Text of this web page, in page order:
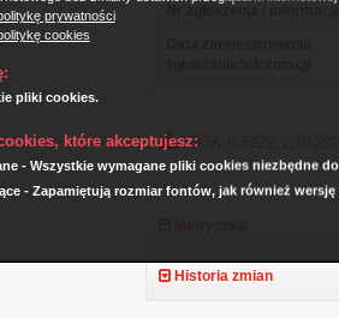
prywatności
cookies
pliki cookies.
które akceptujesz:
- Wszystkie wymagane pliki cookies niezbędne
- Zapamiętują rozmiar fontów, jak również
Nr zgłoszenia / informacji
DGK-
Historia zmian